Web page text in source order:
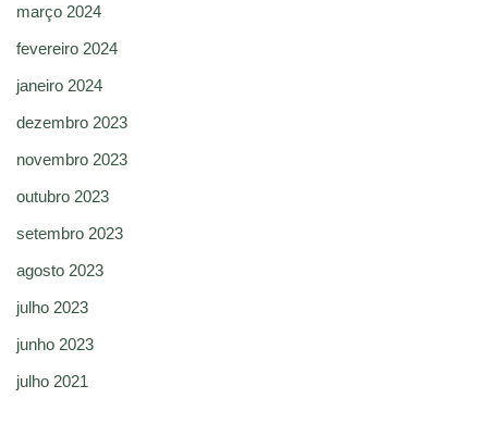
março 2024
fevereiro 2024
janeiro 2024
dezembro 2023
novembro 2023
outubro 2023
setembro 2023
agosto 2023
julho 2023
junho 2023
julho 2021